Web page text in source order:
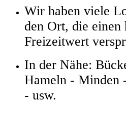
Wir haben viele
den Ort, die einen
Freizeitwert
In der Nähe:
Hameln - Minden
- usw.